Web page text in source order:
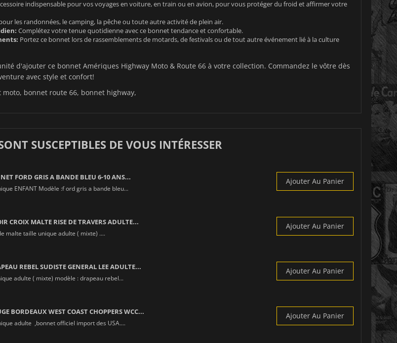
indispensable pour vos voyages en voiture, en train ou en avion, pour vous protéger du froid et affirmer votre
les randonnées, le camping, la pêche ou toute autre activité de plein air.
Complétez votre tenue quotidienne avec ce bonnet tendance et confortable.
Portez ce bonnet lors de rassemblements de motards, de festivals ou de tout autre événement lié à la culture
d'ajouter ce bonnet Amériques Highway Moto & Route 66 à votre collection. Commandez le vôtre dès
avec style et confort!
bonnet route 66, bonnet highway,
SUSCEPTIBLES DE VOUS INTÉRESSER
FORD GRIS A BANDE BLEU 6-10 ANS...
ENFANT Modèle :f ord gris a bande bleu...
Ajouter Au Panier
CROIX MALTE RISE DE TRAVERS ADULTE...
malte taille unique adulte ( mixte) ....
Ajouter Au Panier
REBEL SUDISTE GENERAL LEE ADULTE...
adulte ( mixte) modèle : drapeau rebel...
Ajouter Au Panier
BORDEAUX WEST COAST CHOPPERS WCC...
adulte ,bonnet officiel import des USA....
Ajouter Au Panier